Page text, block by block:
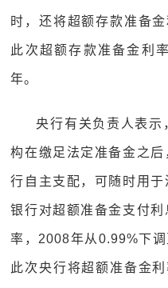
时，还将超额存款准备
此次超额存款准备金利
年。
央行有关负责人表示
构在缴足法定准备金之
行自主支配，可随时用
银行对超额准备金支付
率，2008年从0.99%下
此次央行将超额准备金